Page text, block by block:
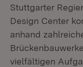
Stuttgarter
Design Center
anhand
vielfältigen